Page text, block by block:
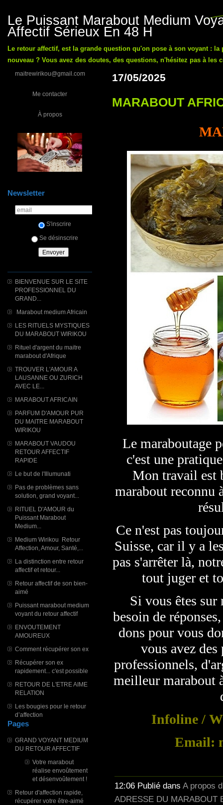
Le Puissant Marabout Medium
Affectif Sérieux En 48 H
Le retour affectif, est la grande question qu'on pose à son voyant :
nouveau ? Vous avez des doutes, des questions, n'hésitez pas à les
maitrewirikou@gmail.com
Me contacter
À propos
Newsletter
S'inscrire
Se désinscrire
BIENVENUE SUR LE SITE
PROFESSIONNEL DU
GRAND...
Marabout medium Africain
LES RITUELS MYSTIQUES
DU MARABOUT WIRIKOU
Rituel d'argent du maitre
marabout d'Afrique
TROUVER L'AMOUR A
LAUSANNE OU ZURICH
AVEC LE...
MARABOUT AFRICAIN
PARFUM D'AMOUR PUR
DU MAITRE MARABOUT
WIRIKOU
MARABOUT VAUDOU
RETOUR AFFECTIF
RAPIDE
Le but de l'Illumunati
Pas de problèmes sans
solution, grand voyant...
RITUEL D'AMOUR du
Puissant Marabout
Medium...
Medium Wirikou Retour
Affection, Amour, Santé,...
La distinction entre retour
affectif et retour...
Retour affectif de son bien-
aimé
Puissant marabout medium
voyant du retour affectif
ENVOUTEMENT
AMOUREUX
Comment récupérer son ex
Récupérer son ex
rapidement... c'est possible
RETOUR DE L'ETRE AIME
RELATION
Les bougies pour le retour
d’affection
Pages
GRAND VOYANT MEDIUM
DU RETOUR AFFECTIF
Votre marabout
réalise envoûtement
et désenvoûtement !
Retour d'affection rapide,
récupérer votre être-aimé
17/05/2025
MARABOUT
Le maraboutage
c'est une
Mon travail est
marabout reconnu
Ce n'est pas
Suisse, car il y a
pas s'arrêter là,
tout juger et
Si vous êtes sur
besoin de
dons pour vous
vous avez
professionnels,
meilleur marabout
Infoline /
Email:
12:06 Publié dans A propos
ADRESSE DU MARABOUT